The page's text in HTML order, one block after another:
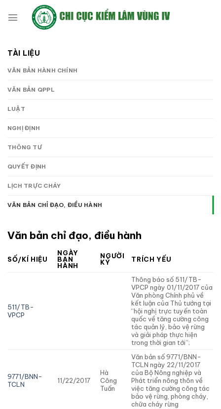
qua
TÀI LIỆU
VĂN BẢN HÀNH CHÍNH
VĂN BẢN QPPL
LUẬT
NGHỊ ĐỊNH
THÔNG TƯ
QUYẾT ĐỊNH
LỊCH TRỰC CHÁY
VĂN BẢN CHỈ ĐẠO, ĐIỀU HÀNH
Văn bản chỉ đạo, điều hành
SỐ/KÍ HIỆU
NGÀY
BAN
HÀNH
NGƯỜI
KÝ
TRÍCH YẾU
511/TB-
VPCP
Thông báo số 511/TB-
VPCP ngày 01/11/2017 của
Văn phòng Chính phủ về
kết luận của Thủ tướng tại
“hội nghị trực tuyến toàn
quốc về tăng cường công
tác quản lý, bảo vệ rừng
và giải pháp thực hiện
trong thời gian tới”;
9771/BNN-
TCLN
11/22/2017
Hà
Công
Tuấn
Văn bản số 9771/BNN-
TCLN ngày 22/11/2017
của Bộ Nông nghiệp và
Phát triển nông thôn về
việc tăng cường công tác
bảo vệ rừng, phòng cháy,
chữa cháy rừng